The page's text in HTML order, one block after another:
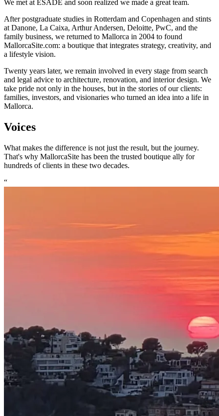
We met at ESADE and soon realized we made a great team.
After postgraduate studies in Rotterdam and Copenhagen and stints
at Danone, La Caixa, Arthur Andersen, Deloitte, PwC, and the
family business, we returned to Mallorca in 2004 to found
MallorcaSite.com: a boutique that integrates strategy, creativity, and
a lifestyle vision.
Twenty years later, we remain involved in every stage from search
and legal advice to architecture, renovation, and interior design. We
take pride not only in the houses, but in the stories of our clients:
families, investors, and visionaries who turned an idea into a life in
Mallorca.
Voices
What makes the difference is not just the result, but the journey.
That's why MallorcaSite has been the trusted boutique ally for
hundreds of clients in these two decades.
“